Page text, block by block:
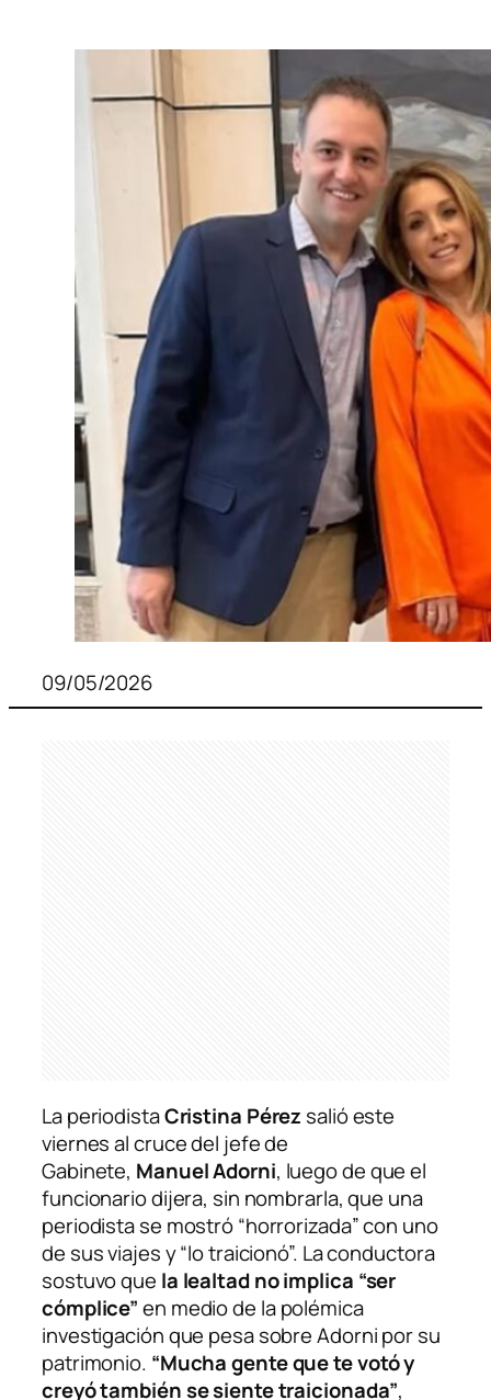
09/05/2026
La periodistaCristina Pérez salió este
viernes al cruce del jefe de
Gabinete, Manuel Adorni, luego de que el
funcionario dijera, sin nombrarla, que una
periodista se mostró “horrorizada” con uno
de sus viajes y “lo traicionó”. La conductora
sostuvo que la lealtad no implica “ser
cómplice”en medio de la polémica
investigación que pesa sobre Adorni por su
patrimonio. “Mucha gente que te votó y
creyó también se siente traicionada”,